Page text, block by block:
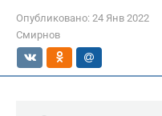
Опубликовано: 24 Янв 2022
Смирнов